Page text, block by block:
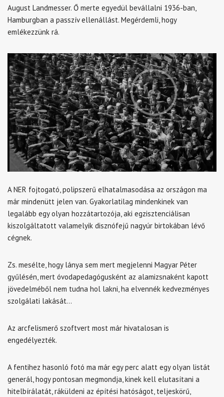
August Landmesser. Ő merte egyedül bevállalni 1936-ban,
Hamburgban a passzív ellenállást. Megérdemli, hogy
emlékezzünk rá.
A NER fojtogató, polipszerű elhatalmasodása az országon ma
már mindenütt jelen van. Gyakorlatilag mindenkinek van
legalább egy olyan hozzátartozója, aki egzisztenciálisan
kiszolgáltatott valamelyik disznófejű nagyúr birtokában lévő
cégnek.
Zs. mesélte, hogy lánya sem mert megjelenni Magyar Péter
gyűlésén, mert óvodapedagógusként az alamizsnaként kapott
jövedelméből nem tudna hol lakni, ha elvennék kedvezményes
szolgálati lakását…
Az arcfelismerő szoftvert most már hivatalosan is
engedélyezték.
A fentihez hasonló fotó ma már egy perc alatt egy olyan listát
generál, hogy pontosan megmondja, kinek kell elutasítani a
hitelbírálatát, ráküldeni az építési hatóságot, teljeskörű,